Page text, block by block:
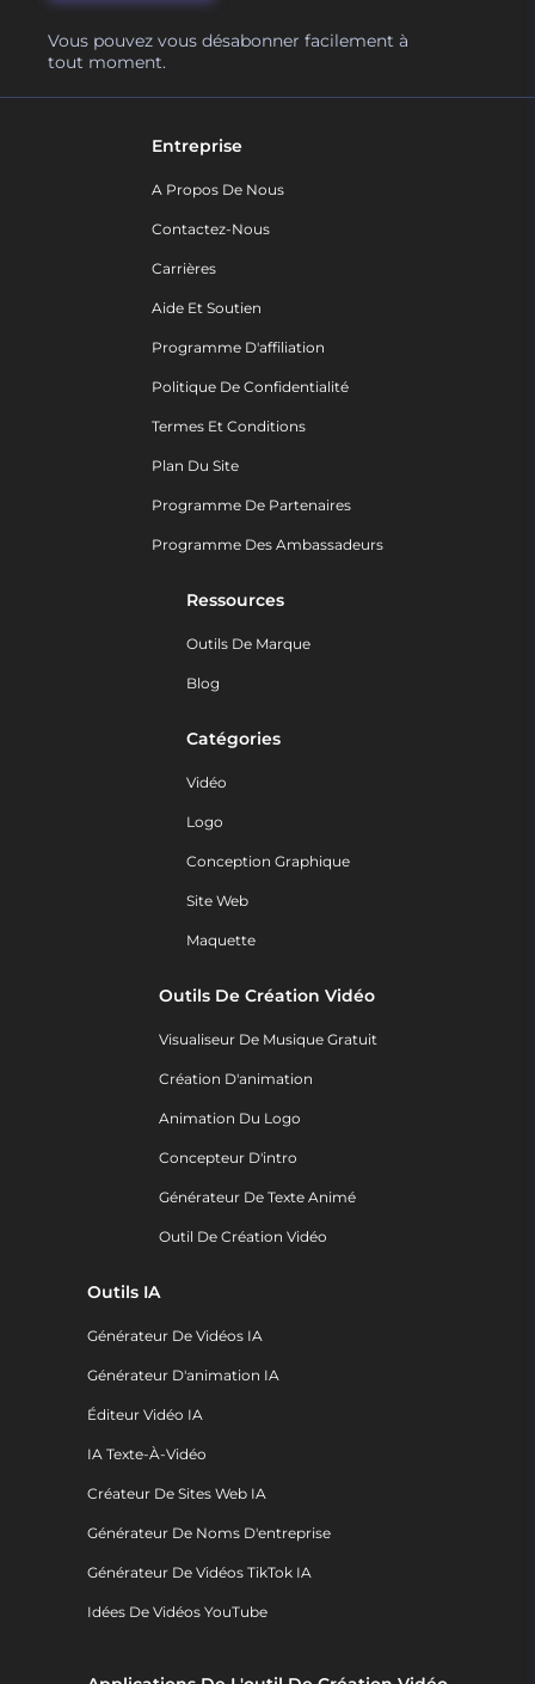
Vous pouvez vous désabonner facilement à
tout moment.
Entreprise
A Propos De Nous
Contactez-Nous
Carrières
Aide Et Soutien
Programme D'affiliation
Politique De Confidentialité
Termes Et Conditions
Plan Du Site
Programme De Partenaires
Programme Des Ambassadeurs
Ressources
Outils De Marque
Blog
Catégories
Vidéo
Logo
Conception Graphique
Site Web
Maquette
Outils De Création Vidéo
Visualiseur De Musique Gratuit
Création D'animation
Animation Du Logo
Concepteur D'intro
Générateur De Texte Animé
Outil De Création Vidéo
Outils IA
Générateur De Vidéos IA
Générateur D'animation IA
Éditeur Vidéo IA
IA Texte-À-Vidéo
Créateur De Sites Web IA
Générateur De Noms D'entreprise
Générateur De Vidéos TikTok IA
Idées De Vidéos YouTube